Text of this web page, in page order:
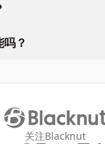
？
关注Blacknut